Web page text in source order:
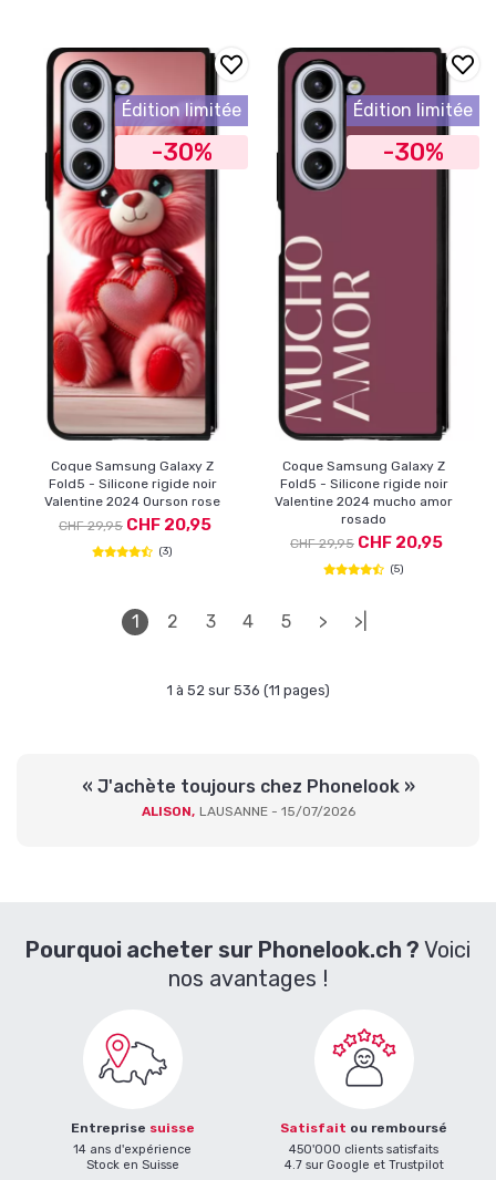
Coque Samsung Galaxy Z
Fold5 - Silicone rigide noir
Valentine 2024 Ourson rose
CHF 29,95 CHF 20,95
(3)
Édition limitée
-30%
Coque Samsung Galaxy Z
Fold5 - Silicone rigide noir
Valentine 2024 mucho amor
rosado
CHF 29,95 CHF 20,95
(5)
Édition limitée
-30%
1 2 3 4 5 > >|
1 à 52 sur 536 (11 pages)
« J'achète toujours chez Phonelook »
ALISON, LAUSANNE - 15/07/2026
Pourquoi acheter sur Phonelook.ch ? Voici
nos avantages !
Entreprise suisse
14 ans d'expérience
Stock en Suisse
Satisfait ou remboursé
450'000 clients satisfaits
4.7 sur Google et Trustpilot